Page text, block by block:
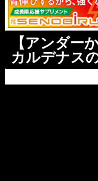
【アンダー
カルデナス